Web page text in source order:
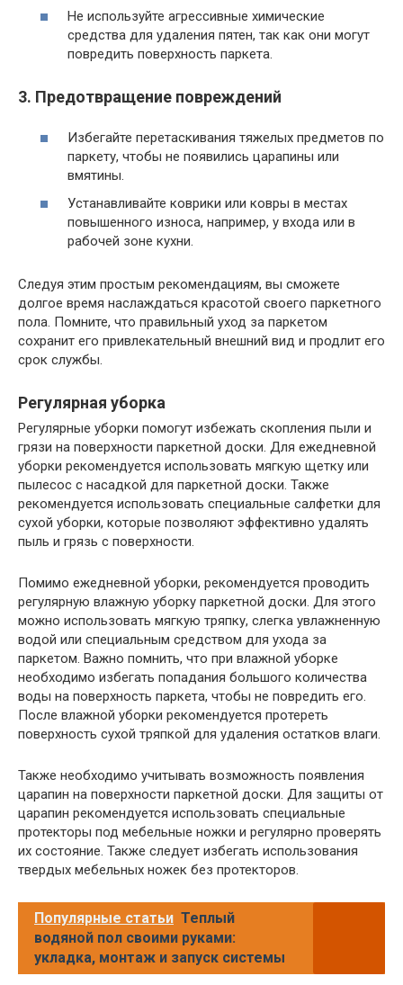
Не используйте агрессивные химические
средства для удаления пятен, так как они могут
повредить поверхность паркета.
3. Предотвращение повреждений
Избегайте перетаскивания тяжелых предметов по
паркету, чтобы не появились царапины или
вмятины.
Устанавливайте коврики или ковры в местах
повышенного износа, например, у входа или в
рабочей зоне кухни.
Следуя этим простым рекомендациям, вы сможете
долгое время наслаждаться красотой своего паркетного
пола. Помните, что правильный уход за паркетом
сохранит его привлекательный внешний вид и продлит его
срок службы.
Регулярная уборка
Регулярные уборки помогут избежать скопления пыли и
грязи на поверхности паркетной доски. Для ежедневной
уборки рекомендуется использовать мягкую щетку или
пылесос с насадкой для паркетной доски. Также
рекомендуется использовать специальные салфетки для
сухой уборки, которые позволяют эффективно удалять
пыль и грязь с поверхности.
Помимо ежедневной уборки, рекомендуется проводить
регулярную влажную уборку паркетной доски. Для этого
можно использовать мягкую тряпку, слегка увлажненную
водой или специальным средством для ухода за
паркетом. Важно помнить, что при влажной уборке
необходимо избегать попадания большого количества
воды на поверхность паркета, чтобы не повредить его.
После влажной уборки рекомендуется протереть
поверхность сухой тряпкой для удаления остатков влаги.
Также необходимо учитывать возможность появления
царапин на поверхности паркетной доски. Для защиты от
царапин рекомендуется использовать специальные
протекторы под мебельные ножки и регулярно проверять
их состояние. Также следует избегать использования
твердых мебельных ножек без протекторов.
Популярные статьи Теплый
водяной пол своими руками:
укладка, монтаж и запуск системы